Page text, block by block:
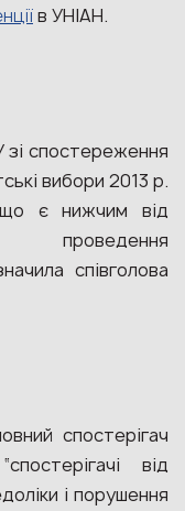
в УНІАН.
зі спостереження
вибори 2013 р.
що є нижчим від
проведення
співголова
спостерігач
від
і порушення